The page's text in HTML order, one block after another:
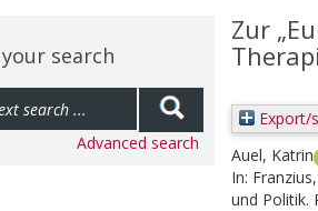
search
Advanced search
Zur
Export/
Auel, Katrin
In:
und Politik.